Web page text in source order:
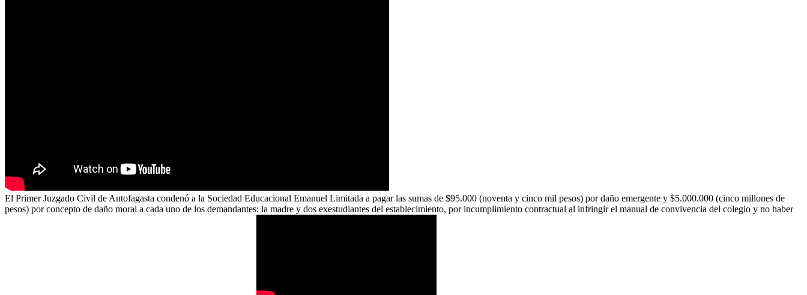
El Primer Juzgado Civil de Antofagasta condenó a la Sociedad Educacional Emanuel Limitada a pagar las sumas de $95.000 (noventa y cinco mil pesos) por daño emergente y $5.000.000 (cinco millones de
pesos) por concepto de daño moral a cada uno de los demandantes: la madre y dos exestudiantes del establecimiento, por incumplimiento contractual al infringir el manual de convivencia del colegio y no haber